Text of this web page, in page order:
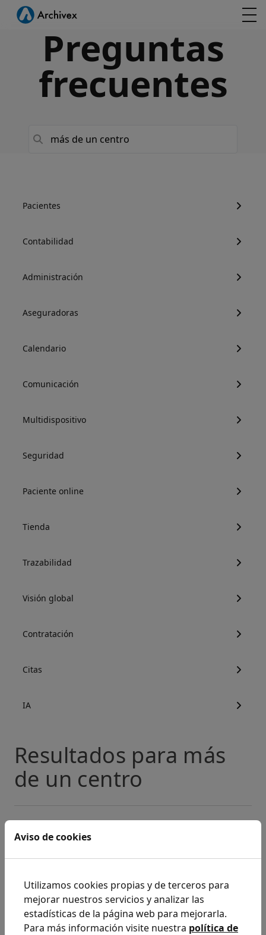
Preguntas
frecuentes
Pacientes
Contabilidad
Administración
Aseguradoras
Calendario
Comunicación
Multidispositivo
Seguridad
Paciente online
Tienda
Trazabilidad
Visión global
Contratación
Citas
IA
Resultados para más
de un centro
¿Cómo gestiono más de un centro?
mismo tiempo y comparar los datos que genera
cada uno.
Aviso de cookies
Utilizamos cookies propias y de terceros para
mejorar nuestros servicios y analizar las
estadísticas de la página web para mejorarla.
Para más información visite nuestra política de